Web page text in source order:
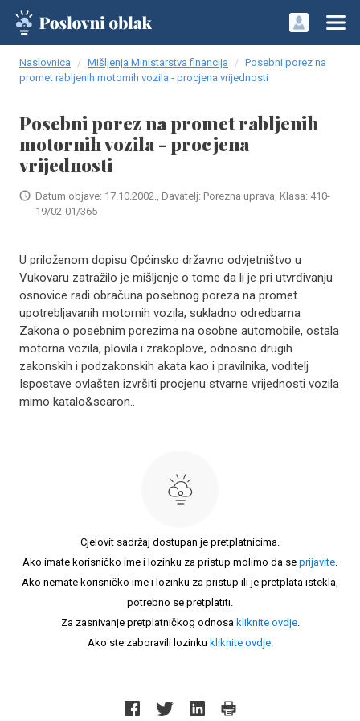
Naslovnica Mišljenja Ministarstva financija
Posebni porez na
promet rabljenih motornih vozila - procjena vrijednosti
Posebni porez na promet rabljenih
motornih vozila - procjena
vrijednosti
Datum objave: 17.10.2002., Davatelj: Porezna uprava, Klasa: 410-
19/02-01/365
U priloženom dopisu Općinsko državno odvjetništvo u
Vukovaru zatražilo je mišljenje o tome da li je pri utvrđivanju
osnovice radi obračuna posebnog poreza na promet
upotrebljavanih motornih vozila, sukladno odredbama
Zakona o posebnim porezima na osobne automobile, ostala
motorna vozila, plovila i zrakoplove, odnosno drugih
zakonskih i podzakonskih akata kao i pravilnika, voditelj
Ispostave ovlašten izvršiti procjenu stvarne vrijednosti vozila
mimo katalo&scaron..
Cjelovit sadržaj dostupan je pretplatnicima.
Ako imate korisničko ime i lozinku za pristup molimo da se prijavite.
Ako nemate korisničko ime i lozinku za pristup ili je pretplata istekla,
potrebno se pretplatiti.
Za zasnivanje pretplatničkog odnosa kliknite ovdje.
Ako ste zaboravili lozinku kliknite ovdje.